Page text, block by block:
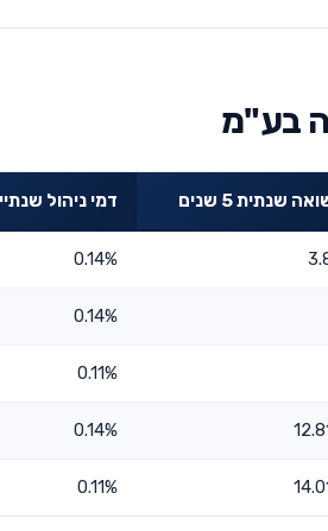
בע"מ
שנתית 5 שנים דמי ניהול
0.14%
0.14%
0.11%
0.14%
0.11%